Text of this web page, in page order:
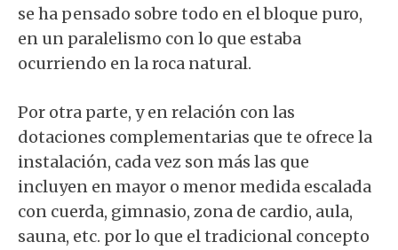
se ha pensado sobre todo en el bloque puro,
en un paralelismo con lo que estaba
ocurriendo en la roca natural.
Por otra parte, y en relación con las
dotaciones complementarias que te ofrece la
instalación, cada vez son más las que
incluyen en mayor o menor medida escalada
con cuerda, gimnasio, zona de cardio, aula,
sauna, etc. por lo que el tradicional concepto